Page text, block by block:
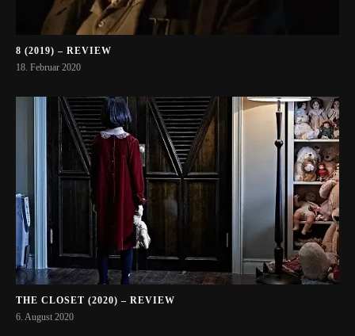
8 (2019) – REVIEW
18. Februar 2020
THE CLOSET (2020) – REVIEW
6. August 2020